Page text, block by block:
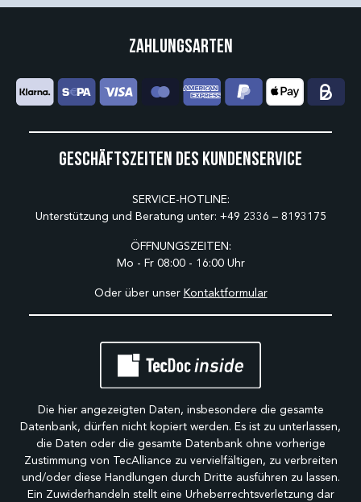
Geschäftszeiten des Kundenservice
SERVICE-HOTLINE:
Unterstützung und Beratung unter: +49 2336 – 8193175
ÖFFNUNGSZEITEN:
Mo - Fr 08:00 - 16:00 Uhr
Oder über unser Kontaktformular
Zahlungsarten
Die hier angezeigten Daten, insbesondere die gesamte
Datenbank, dürfen nicht kopiert werden. Es ist zu unterlassen,
die Daten oder die gesamte Datenbank ohne vorherige
Zustimmung von TecAlliance zu vervielfältigen, zu verbreiten
und/oder diese Handlungen durch Dritte ausführen zu lassen.
Ein Zuwiderhandeln stellt eine Urheberrechtsverletzung dar